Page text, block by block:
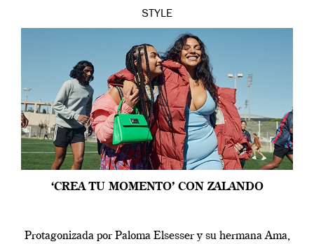
STYLE
‘CREA TU MOMENTO’ CON ZALANDO
Protagonizada por Paloma Elsesser y su hermana Ama,